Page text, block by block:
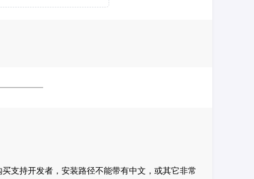
支持开发者，安装路径不能带有中文，或其它非常